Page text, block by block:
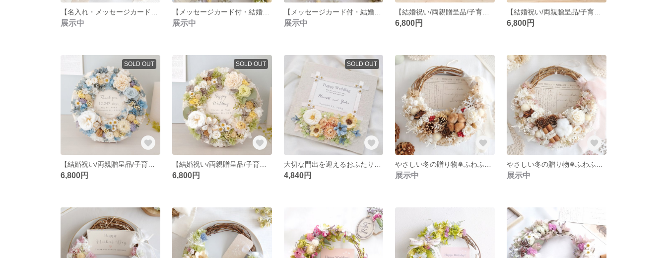
展示中
【メッセージカード付・結婚祝い/両親贈呈品/子育て感謝状・BOXラッピング・Mサイズ(直径23cm)】バラと小花のお花いっぱいラウンドリース ‹ピンク›
展示中
【メッセージカード付・結婚祝い/両親贈呈品/子育て感謝状・BOXラッピング・Mサイズ(直径23cm)】バラと小花のお花いっぱいラウンドリース ‹グリーン›
展示中 6,800円 6,800円
SOLD OUT
6,800円
SOLD OUT
【結婚祝い/両親贈呈品/子育て感謝状・名入れ・選べるメッセージ・お写真入替可】大切な思い出を彩る木製フラワーボード ‹グリーン›
6,800円
SOLD OUT
4,840円 展示中 展示中